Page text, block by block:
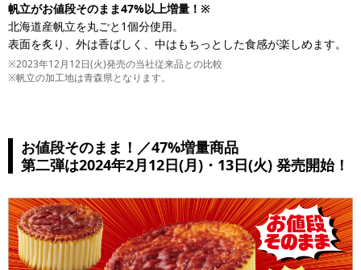
帆立がお値段そのまま47%以上増量！※
北海道産帆立を丸ごと1個分使用。
表面を炙り、外は香ばしく、中はもちっとした食感が楽しめます。
※2023年12月12日(火)発売の当社従来品との比較
※帆立の加工地は青森県となります。
お値段そのまま！／47%増量商品
第二弾は2024年2月12日(月)・13日(火) 発売開始！